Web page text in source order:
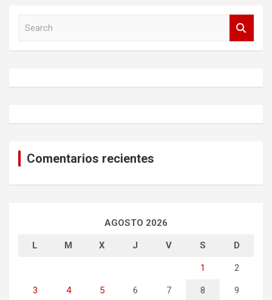
h
Comentarios recientes
AGOSTO 2026
L M X J V S D
1 2
3 4 5 6 7 8 9